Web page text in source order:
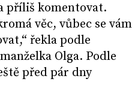
příliš komentovat.
věc, vůbec se vám
řekla podle
Olga. Podle
před pár dny